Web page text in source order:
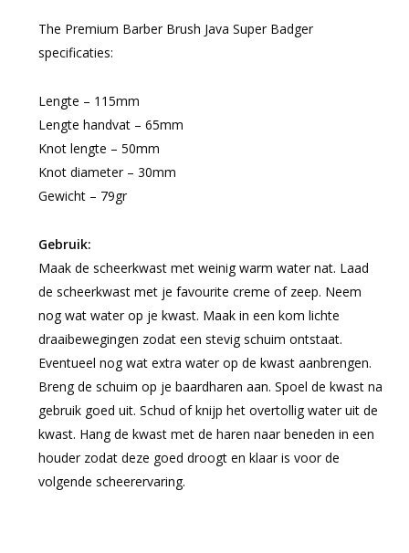
The Premium Barber Brush Java Super Badger
specificaties:
Lengte – 115mm
Lengte handvat – 65mm
Knot lengte – 50mm
Knot diameter – 30mm
Gewicht – 79gr
Gebruik:
Maak de scheerkwast met weinig warm water nat. Laad
de scheerkwast met je favourite creme of zeep. Neem
nog wat water op je kwast. Maak in een kom lichte
draaibewegingen zodat een stevig schuim ontstaat.
Eventueel nog wat extra water op de kwast aanbrengen.
Breng de schuim op je baardharen aan. Spoel de kwast na
gebruik goed uit. Schud of knijp het overtollig water uit de
kwast. Hang de kwast met de haren naar beneden in een
houder zodat deze goed droogt en klaar is voor de
volgende scheerervaring.